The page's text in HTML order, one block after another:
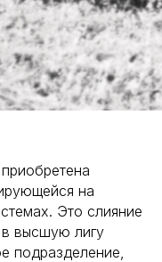
на
Это слияние
высшую лигу
подразделение,